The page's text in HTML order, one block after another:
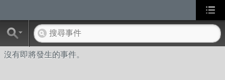
沒有即將發生的事件。